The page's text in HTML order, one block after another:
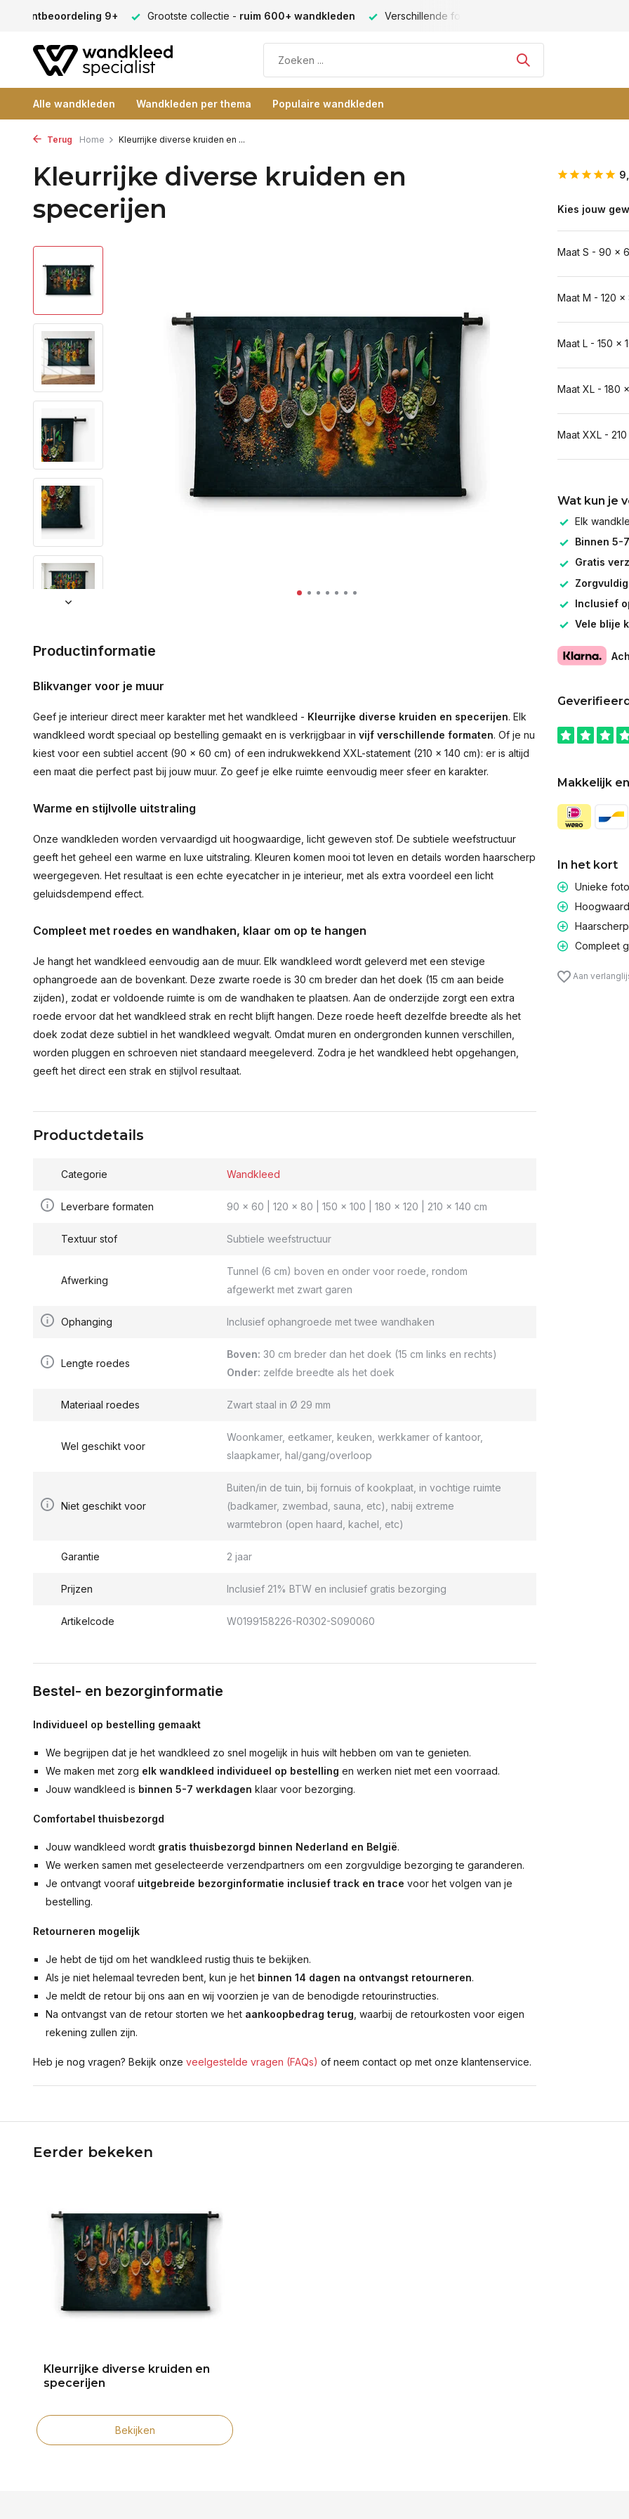
klantbeoordeling 9+ Grootste collectie - ruim 600+ wandkleden Verschillende formaten -
Alle wandkleden Wandkleden per thema Populaire wandkleden
Terug Home Kleurrijke diverse kruiden en ...
Kleurrijke diverse kruiden en
specerijen
Productinformatie
Blikvanger voor je muur
Geef je interieur direct meer karakter met het wandkleed - Kleurrijke diverse kruiden en specerijen. Elk
wandkleed wordt speciaal op bestelling gemaakt en is verkrijgbaar in vijf verschillende formaten. Of je nu
kiest voor een subtiel accent (90 × 60 cm) of een indrukwekkend XXL-statement (210 × 140 cm): er is altijd
een maat die perfect past bij jouw muur. Zo geef je elke ruimte eenvoudig meer sfeer en karakter.
Warme en stijlvolle uitstraling
Onze wandkleden worden vervaardigd uit hoogwaardige, licht geweven stof. De subtiele weefstructuur
geeft het geheel een warme en luxe uitstraling. Kleuren komen mooi tot leven en details worden haarscherp
weergegeven. Het resultaat is een echte eyecatcher in je interieur, met als extra voordeel een licht
geluidsdempend effect.
Compleet met roedes en wandhaken, klaar om op te hangen
Je hangt het wandkleed eenvoudig aan de muur. Elk wandkleed wordt geleverd met een stevige
ophangroede aan de bovenkant. Deze zwarte roede is 30 cm breder dan het doek (15 cm aan beide
zijden), zodat er voldoende ruimte is om de wandhaken te plaatsen. Aan de onderzijde zorgt een extra
roede ervoor dat het wandkleed strak en recht blijft hangen. Deze roede heeft dezelfde breedte als het
doek zodat deze subtiel in het wandkleed wegvalt. Omdat muren en ondergronden kunnen verschillen,
worden pluggen en schroeven niet standaard meegeleverd. Zodra je het wandkleed hebt opgehangen,
geeft het direct een strak en stijlvol resultaat.
Productdetails
Categorie Wandkleed
Leverbare formaten 90 x 60 | 120 x 80 | 150 x 100 | 180 x 120 | 210 x 140 cm
Textuur stof Subtiele weefstructuur
Afwerking
Tunnel (6 cm) boven en onder voor roede, rondom
afgewerkt met zwart garen
Ophanging Inclusief ophangroede met twee wandhaken
Lengte roedes
Boven: 30 cm breder dan het doek (15 cm links en rechts)
Onder: zelfde breedte als het doek
Materiaal roedes Zwart staal in Ø 29 mm
Wel geschikt voor
Woonkamer, eetkamer, keuken, werkkamer of kantoor,
slaapkamer, hal/gang/overloop
Niet geschikt voor
Buiten/in de tuin, bij fornuis of kookplaat, in vochtige ruimte
(badkamer, zwembad, sauna, etc), nabij extreme
warmtebron (open haard, kachel, etc)
Garantie 2 jaar
Prijzen Inclusief 21% BTW en inclusief gratis bezorging
Artikelcode W0199158226-R0302-S090060
Bestel- en bezorginformatie
Individueel op bestelling gemaakt
We begrijpen dat je het wandkleed zo snel mogelijk in huis wilt hebben om van te genieten.
We maken met zorg elk wandkleed individueel op bestelling en werken niet met een voorraad.
Jouw wandkleed is binnen 5-7 werkdagen klaar voor bezorging.
Comfortabel thuisbezorgd
Jouw wandkleed wordt gratis thuisbezorgd binnen Nederland en België.
We werken samen met geselecteerde verzendpartners om een zorgvuldige bezorging te garanderen.
Je ontvangt vooraf uitgebreide bezorginformatie inclusief track en trace voor het volgen van je
bestelling.
Retourneren mogelijk
Je hebt de tijd om het wandkleed rustig thuis te bekijken.
Als je niet helemaal tevreden bent, kun je het binnen 14 dagen na ontvangst retourneren.
Je meldt de retour bij ons aan en wij voorzien je van de benodigde retourinstructies.
Na ontvangst van de retour storten we het aankoopbedrag terug , waarbij de retourkosten voor eigen
rekening zullen zijn.
Heb je nog vragen? Bekijk onze veelgestelde vragen (FAQs) of neem contact op met onze klantenservice.
Kies jouw
Maat S - 90 x
Maat M - 120 x
Maat L - 150 x
Maat XL - 180
Maat XXL -
Wat kun je
Elk
Binnen 5-
Gratis
Inclusief
Vele blije
Makkelijk
In het kort
Unieke
Compleet
Aan
Eerder bekeken
Kleurrijke diverse kruiden en
specerijen
Bekijken